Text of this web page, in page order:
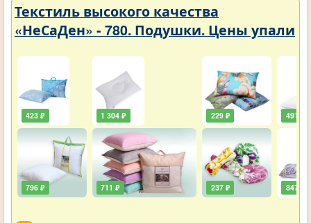
Текстиль высокого качества
«НеСаДен» - 780. Подушки. Цены упали
423 ₽
796 ₽
1 304 ₽
711 ₽
229 ₽
237 ₽
491 ₽
847 ₽